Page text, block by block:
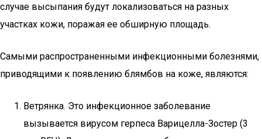
случае высыпания будут локализоваться на разных
участках кожи, поражая ее обширную площадь.
Самыми распространенными инфекционными болезнями,
приводящими к появлению блямбов на коже, являются:
Ветрянка. Это инфекционное заболевание
вызывается вирусом герпеса Варицелла-Зостер (3